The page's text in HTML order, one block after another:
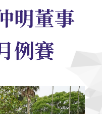
明董事
例賽